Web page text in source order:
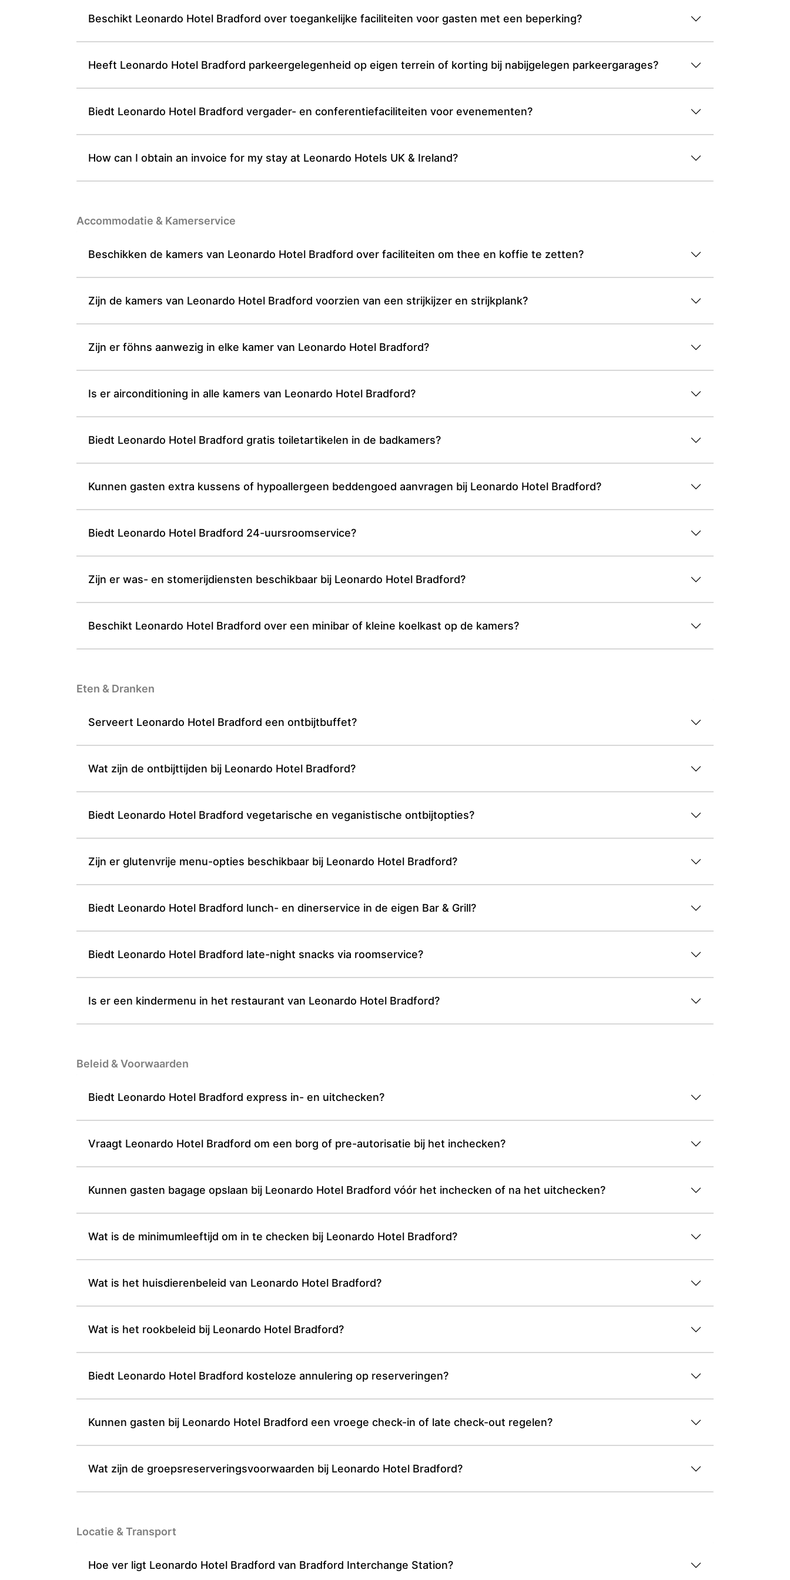
Beschikt Leonardo Hotel Bradford over toegankelijke faciliteiten voor gasten met een beperking?
Heeft Leonardo Hotel Bradford parkeergelegenheid op eigen terrein of korting bij nabijgelegen parkeergarages?
Biedt Leonardo Hotel Bradford vergader- en conferentiefaciliteiten voor evenementen?
How can I obtain an invoice for my stay at Leonardo Hotels UK & Ireland?
Accommodatie & Kamerservice
Beschikken de kamers van Leonardo Hotel Bradford over faciliteiten om thee en koffie te zetten?
Zijn de kamers van Leonardo Hotel Bradford voorzien van een strijkijzer en strijkplank?
Zijn er föhns aanwezig in elke kamer van Leonardo Hotel Bradford?
Is er airconditioning in alle kamers van Leonardo Hotel Bradford?
Biedt Leonardo Hotel Bradford gratis toiletartikelen in de badkamers?
Kunnen gasten extra kussens of hypoallergeen beddengoed aanvragen bij Leonardo Hotel Bradford?
Biedt Leonardo Hotel Bradford 24-uursroomservice?
Zijn er was- en stomerijdiensten beschikbaar bij Leonardo Hotel Bradford?
Beschikt Leonardo Hotel Bradford over een minibar of kleine koelkast op de kamers?
Eten & Dranken
Serveert Leonardo Hotel Bradford een ontbijtbuffet?
Wat zijn de ontbijttijden bij Leonardo Hotel Bradford?
Biedt Leonardo Hotel Bradford vegetarische en veganistische ontbijtopties?
Zijn er glutenvrije menu-opties beschikbaar bij Leonardo Hotel Bradford?
Biedt Leonardo Hotel Bradford lunch- en dinerservice in de eigen Bar & Grill?
Biedt Leonardo Hotel Bradford late-night snacks via roomservice?
Is er een kindermenu in het restaurant van Leonardo Hotel Bradford?
Beleid & Voorwaarden
Biedt Leonardo Hotel Bradford express in- en uitchecken?
Vraagt Leonardo Hotel Bradford om een borg of pre-autorisatie bij het inchecken?
Kunnen gasten bagage opslaan bij Leonardo Hotel Bradford vóór het inchecken of na het uitchecken?
Wat is de minimumleeftijd om in te checken bij Leonardo Hotel Bradford?
Wat is het huisdierenbeleid van Leonardo Hotel Bradford?
Wat is het rookbeleid bij Leonardo Hotel Bradford?
Biedt Leonardo Hotel Bradford kosteloze annulering op reserveringen?
Kunnen gasten bij Leonardo Hotel Bradford een vroege check-in of late check-out regelen?
Wat zijn de groepsreserveringsvoorwaarden bij Leonardo Hotel Bradford?
Locatie & Transport
Hoe ver ligt Leonardo Hotel Bradford van Bradford Interchange Station?